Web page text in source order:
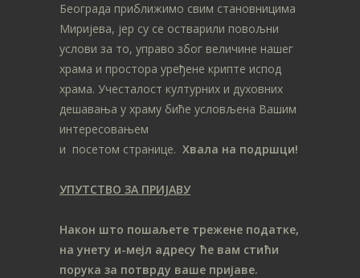
Београда приближимо свим становницима
Миријева, јер су се остварили повољни
услови за то, управо због величине нашег
храма и простора уређене крипте испод
храма. Учесталост културних и духовних
дешавања у храму биће условљена Вашим
интересовањем
и посетом странице. Хвала на подршци!
УПУТСТВО ЗА ПРИЈАВУ
Након што пошаљете трежене податке,
на унету и-мејл адресу ће вам стићи
порука за потврду ваше пријаве.